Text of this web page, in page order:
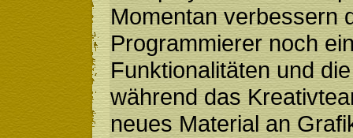
Momentan verbessern
Programmierer noch
Funktionalitäten und
während das
neues Material an